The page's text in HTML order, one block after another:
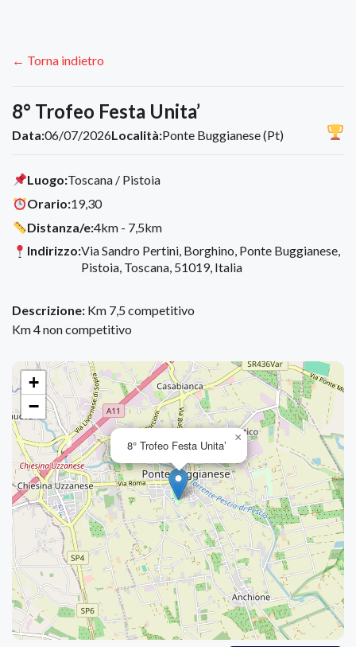
← Torna indietro
8° Trofeo Festa Unita’
Data:06/07/2026Località:Ponte Buggianese (Pt)
Luogo:Toscana / Pistoia
Orario:19,30
Distanza/e:4km - 7,5km
Indirizzo:Via Sandro Pertini, Borghino, Ponte Buggianese,
Pistoia, Toscana, 51019, Italia
Descrizione: Km 7,5 competitivo
Km 4 non competitivo
8° Trofeo Festa Unita’
×
+
−